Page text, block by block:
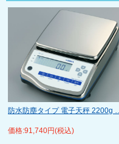
防水防塵タイプ 電子天秤 2200g …
価格:91,740円(税込)